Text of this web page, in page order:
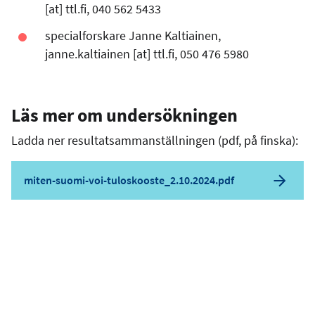
[at]ttl.fi, 040 562 5433
specialforskare Janne Kaltiainen,
janne.kaltiainen [at]ttl.fi, 050 476 5980
Läs mer om undersökningen
Ladda ner resultatsammanställningen (pdf, på finska):
miten-suomi-voi-tuloskooste_2.10.2024.pdf